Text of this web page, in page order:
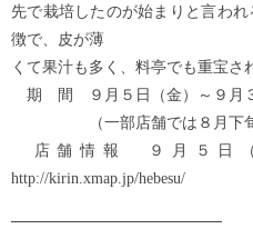
先で栽培したのが始まりと言わ
徴で、皮が薄
くて果汁も多く、料亭でも重宝さ
期 間 ９月５日（金）～９月
（一部店舗では８月下旬
店舗情報 ９月５日
http://kirin.xmap.jp/hebesu/
───────────────────